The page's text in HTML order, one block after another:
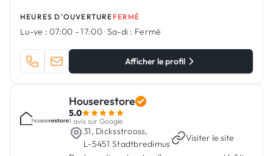
HEURES D'OUVERTURE FERMÉ
Lu-ve : 07:00 - 17:00·Sa-di : Fermé
Afficher le profil
Houserestore
5.0
1 avis sur Google
31, Dicksstrooss,
L-5451 Stadtbredimus
· Visiter le site